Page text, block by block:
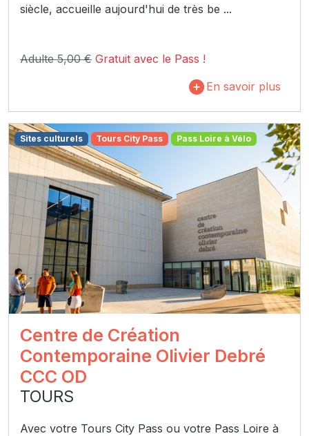
siècle, accueille aujourd'hui de très be ...
Adulte 5,00 € Gratuit avec le Pass !
En savoir plus
Sites culturels Tours City Pass Pass Loire à Vélo
Centre de Création
Contemporaine Olivier Debré
CCC OD
TOURS
Avec votre Tours City Pass ou votre Pass Loire à